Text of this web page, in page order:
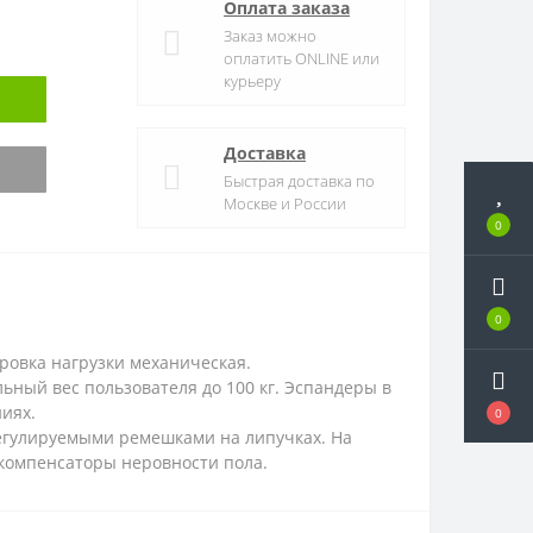
0
0
0
Оплата заказа
Заказ можно
оплатить ONLINE или
курьеру
Доставка
Быстрая доставка по
Москве и России
нагрузки механическая.
вес пользователя до 100 кг. Эспандеры в
ремешками на липучках. На
неровности пола.